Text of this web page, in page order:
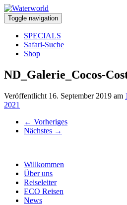
Toggle navigation
SPECIALS
Safari-Suche
Shop
ND_Galerie_Cocos-
Veröffentlicht 16. September 2019 am
2021
← Vorheriges
Nächstes →
Willkommen
Über uns
Reiseleiter
ECO Reisen
News